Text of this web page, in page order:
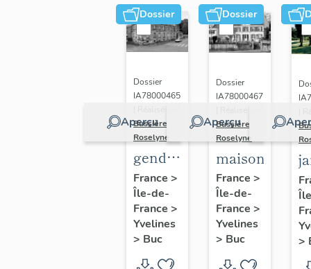
Dossier
Aperçu
Dossier
IA78000465
Bussière
Roselyne
gendarmerie,
actuellement
immeuble
France >
Île-de-
France >
Yvelines
> Buc
Dossier
Aperçu
Dossier
IA78000467
Bussière
Roselyne
maison
France >
Île-de-
France >
Yvelines
> Buc
>